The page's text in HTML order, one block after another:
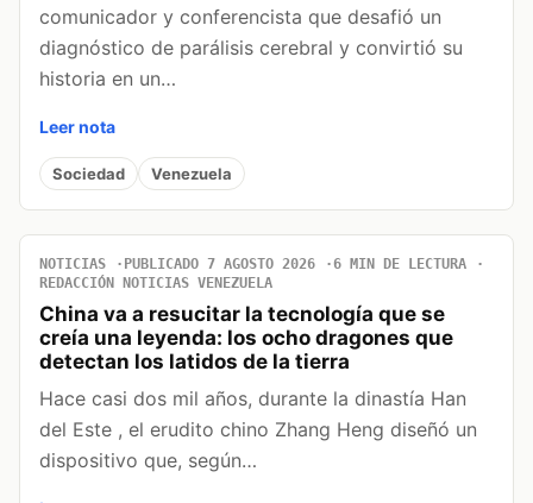
comunicador y conferencista que desafió un
diagnóstico de parálisis cerebral y convirtió su
historia en un…
Leer nota
Sociedad Venezuela
NOTICIAS PUBLICADO 7 AGOSTO 2026
6 MIN DE LECTURA
REDACCIÓN NOTICIAS VENEZUELA
China va a resucitar la tecnología que se
creía una leyenda: los ocho dragones que
detectan los latidos de la tierra
Hace casi dos mil años, durante la dinastía Han
del Este , el erudito chino Zhang Heng diseñó un
dispositivo que, según…